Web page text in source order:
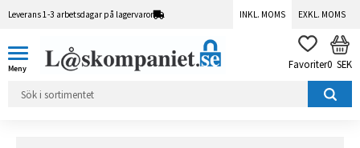
Leverans 1-3 arbetsdagar på lagervaror INKL. MOMS EXKL. MOMS
FAVORITER
0 SEK